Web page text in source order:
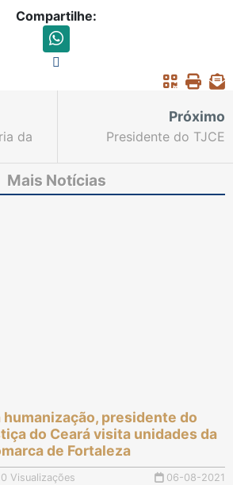
Compartilhe:
da
e
Próximo
Presidente do TJCE
comemorativo pelos 96
anos do Corpo de
Mais Notícias
humanização, presidente do
do Ceará visita unidades da
de Fortaleza
Visualizações 06-08-2021